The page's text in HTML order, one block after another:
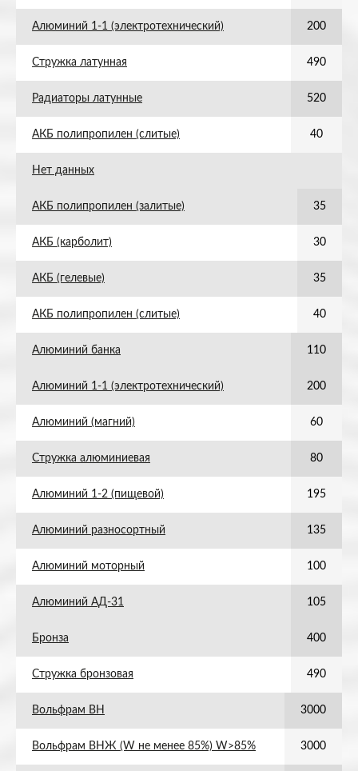
Алюминий 1-1 (электротехнический) 200
Стружка латунная 490
Радиаторы латунные 520
АКБ полипропилен (слитые) 40
Нет данных
АКБ полипропилен (залитые) 35
АКБ (карболит) 30
АКБ (гелевые) 35
АКБ полипропилен (слитые) 40
Алюминий банка 110
Алюминий 1-1 (электротехнический) 200
Алюминий (магний) 60
Стружка алюминиевая 80
Алюминий 1-2 (пищевой) 195
Алюминий разносортный 135
Алюминий моторный 100
Алюминий АД-31 105
Бронза 400
Стружка бронзовая 490
Вольфрам ВН 3000
Вольфрам ВНЖ (W не менее 85%) W>85% 3000